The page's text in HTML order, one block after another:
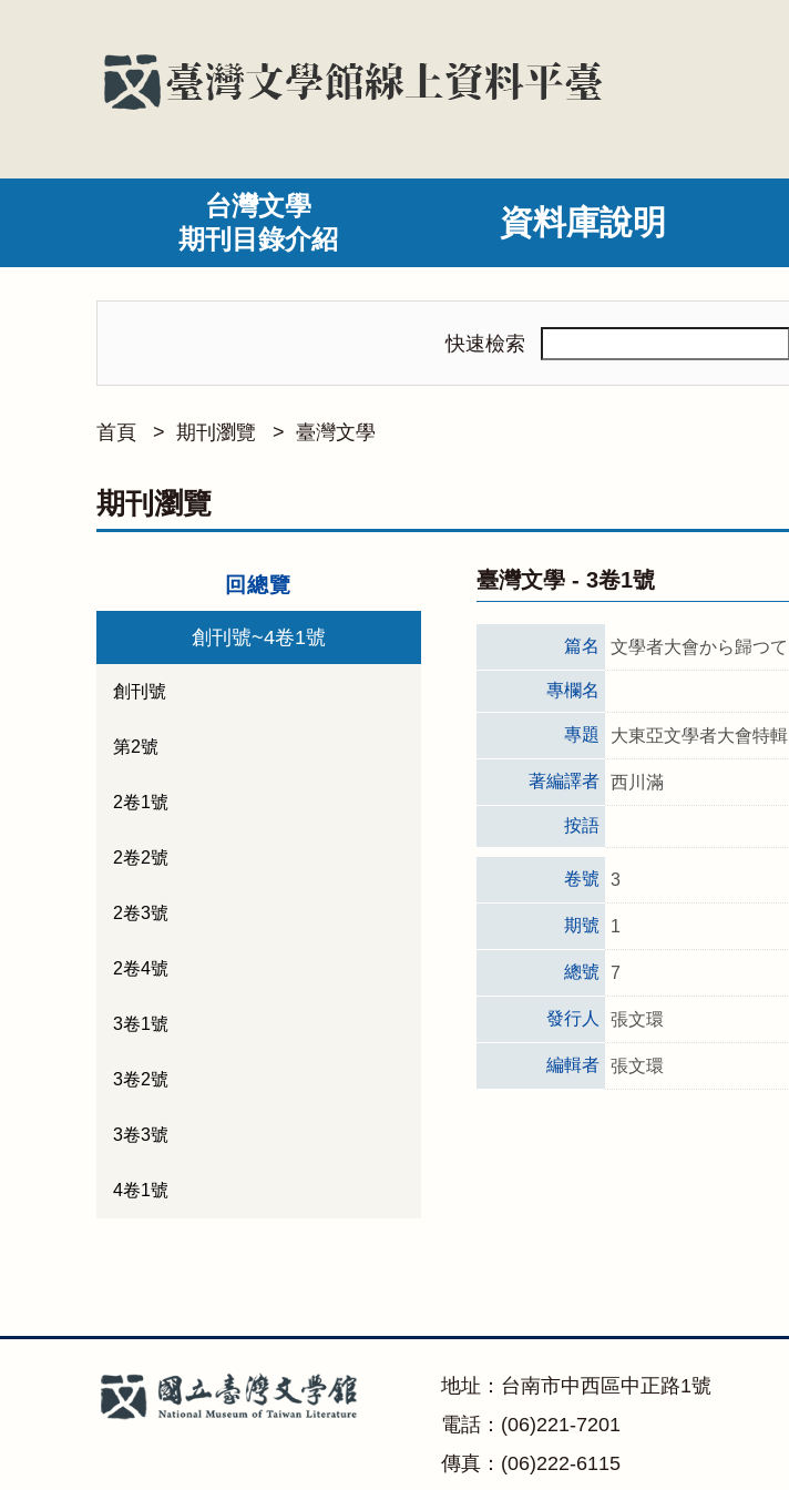
台灣文學
期刊目錄介紹
資料庫說明
快速檢索
首頁 > 期刊瀏覽 > 臺灣文學
期刊瀏覽
回總覽
創刊號~4卷1號
創刊號
第2號
2卷1號
2卷2號
2卷3號
2卷4號
3卷1號
3卷2號
3卷3號
4卷1號
臺灣文學 - 3卷1號
篇名 文學者大會から歸つて
專欄名
專題 大東亞文學者大會特輯
著編譯者 西川滿
按語
卷號 3
期號 1
總號 7
發行人 張文環
編輯者 張文環
地址：台南市中西區中正路1號
電話：(06)221-7201
傳真：(06)222-6115